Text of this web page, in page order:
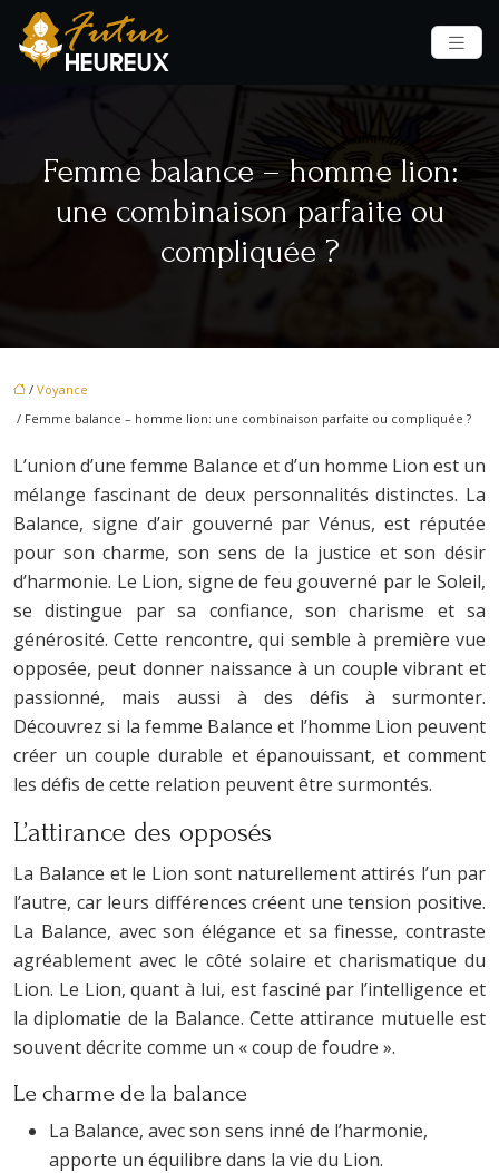
Femme balance – homme lion:
une combinaison parfaite ou
compliquée ?
/ Voyance
/ Femme balance – homme lion: une combinaison parfaite ou compliquée ?
L’union d’une femme Balance et d’un homme Lion est un
mélange fascinant de deux personnalités distinctes. La
Balance, signe d’air gouverné par Vénus, est réputée
pour son charme, son sens de la justice et son désir
d’harmonie. Le Lion, signe de feu gouverné par le Soleil,
se distingue par sa confiance, son charisme et sa
générosité. Cette rencontre, qui semble à première vue
opposée, peut donner naissance à un couple vibrant et
passionné, mais aussi à des défis à surmonter.
Découvrez si la femme Balance et l’homme Lion peuvent
créer un couple durable et épanouissant, et comment
les défis de cette relation peuvent être surmontés.
L’attirance des opposés
La Balance et le Lion sont naturellement attirés l’un par
l’autre, car leurs différences créent une tension positive.
La Balance, avec son élégance et sa finesse, contraste
agréablement avec le côté solaire et charismatique du
Lion. Le Lion, quant à lui, est fasciné par l’intelligence et
la diplomatie de la Balance. Cette attirance mutuelle est
souvent décrite comme un « coup de foudre ».
Le charme de la balance
La Balance, avec son sens inné de l’harmonie,
apporte un équilibre dans la vie du Lion.